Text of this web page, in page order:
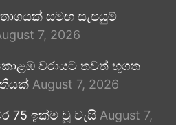
සමඟ සැපයුම්
7, 2026
වරායට තවත් භූගත
August 7, 2026
75 ඉක්ම වූ වැසි August 7,